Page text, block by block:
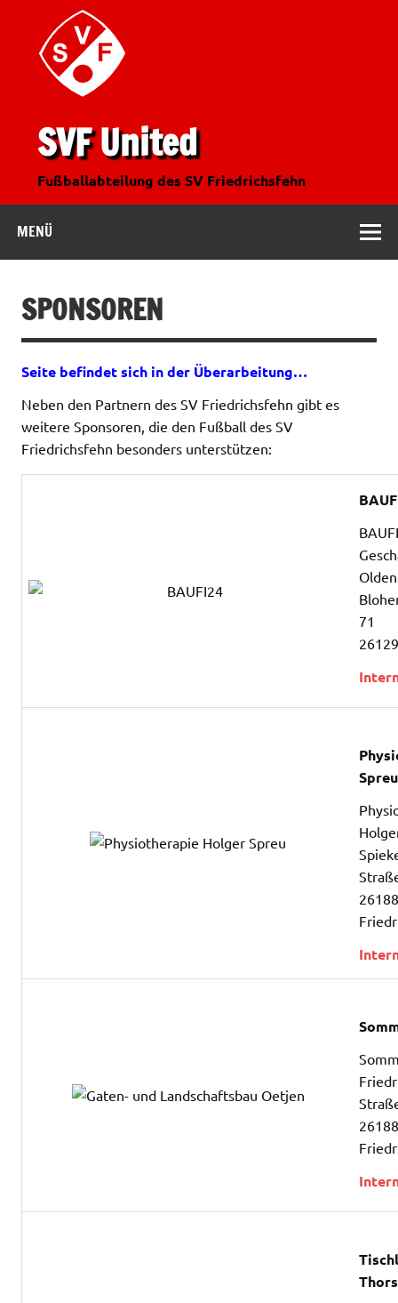
SVF United
Fußballabteilung des SV Friedrichsfehn
MENÜ
SPONSOREN
Seite befindet sich in der Überarbeitung…
Neben den Partnern des SV Friedrichsfehn gibt es
weitere Sponsoren, die den Fußball des SV
Friedrichsfehn besonders unterstützen:
71
Spreu